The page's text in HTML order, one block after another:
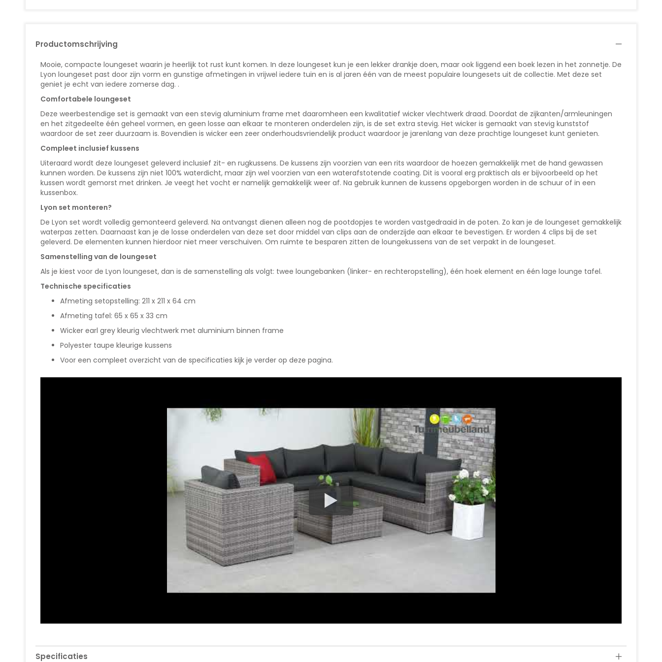
Productomschrijving
Mooie, compacte loungeset waarin je heerlijk tot rust kunt komen. In deze loungeset kun je een lekker drankje doen, maar ook liggend een boek lezen in het zonnetje. De
Lyon loungeset past door zijn vorm en gunstige afmetingen in vrijwel iedere tuin en is al jaren één van de meest populaire loungesets uit de collectie. Met deze set
geniet je echt van iedere zomerse dag. .
Comfortabele loungeset
Deze weerbestendige set is gemaakt van een stevig aluminium frame met daaromheen een kwalitatief wicker vlechtwerk draad. Doordat de zijkanten/armleuningen
en het zitgedeelte één geheel vormen, en geen losse aan elkaar te monteren onderdelen zijn, is de set extra stevig. Het wicker is gemaakt van stevig kunststof
waardoor de set zeer duurzaam is. Bovendien is wicker een zeer onderhoudsvriendelijk product waardoor je jarenlang van deze prachtige loungeset kunt genieten.
Compleet inclusief kussens
Uiteraard wordt deze loungeset geleverd inclusief zit- en rugkussens. De kussens zijn voorzien van een rits waardoor de hoezen gemakkelijk met de hand gewassen
kunnen worden. De kussens zijn niet 100% waterdicht, maar zijn wel voorzien van een waterafstotende coating. Dit is vooral erg praktisch als er bijvoorbeeld op het
kussen wordt gemorst met drinken. Je veegt het vocht er namelijk gemakkelijk weer af. Na gebruik kunnen de kussens opgeborgen worden in de schuur of in een
kussenbox.
Lyon set monteren?
De Lyon set wordt volledig gemonteerd geleverd. Na ontvangst dienen alleen nog de pootdopjes te worden vastgedraaid in de poten. Zo kan je de loungeset gemakkelijk
waterpas zetten. Daarnaast kan je de losse onderdelen van deze set door middel van clips aan de onderzijde aan elkaar te bevestigen. Er worden 4 clips bij de set
geleverd. De elementen kunnen hierdoor niet meer verschuiven. Om ruimte te besparen zitten de loungekussens van de set verpakt in de loungeset.
Samenstelling van de loungeset
Als je kiest voor de Lyon loungeset, dan is de samenstelling als volgt: twee loungebanken (linker- en rechteropstelling), één hoek element en één lage lounge tafel.
Technische specificaties
Afmeting setopstelling: 211 x 211 x 64 cm
Afmeting tafel: 65 x 65 x 33 cm
Wicker earl grey kleurig vlechtwerk met aluminium binnen frame
Polyester taupe kleurige kussens
Voor een compleet overzicht van de specificaties kijk je verder op deze pagina.
Specificaties